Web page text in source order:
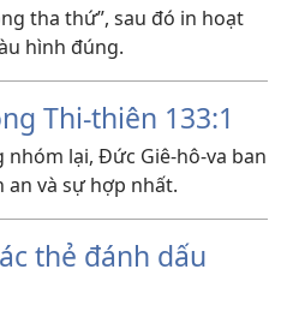
tha thứ”, sau đó in hoạt
hình đúng.
Thi-thiên 133:1
nhóm lại, Đức Giê-hô-va ban
an và sự hợp nhất.
thẻ đánh dấu